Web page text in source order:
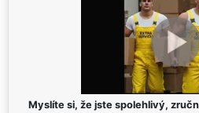
Myslíte si, že jste spolehlivý,